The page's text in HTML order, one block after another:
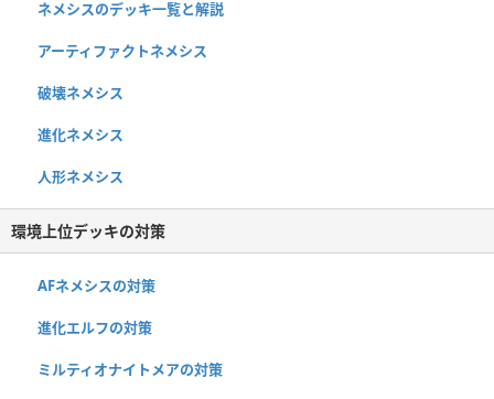
ネメシスのデッキ一覧と解説
アーティファクトネメシス
破壊ネメシス
進化ネメシス
人形ネメシス
環境上位デッキの対策
AFネメシスの対策
進化エルフの対策
ミルティオナイトメアの対策